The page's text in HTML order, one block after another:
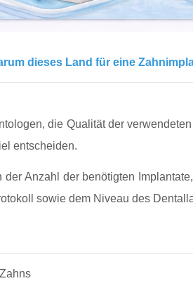
dieses Land für eine
die Qualität der
entscheiden.
Anzahl der benötigten
sowie dem Niveau des